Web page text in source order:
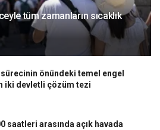
tüm zamanların sıcaklık
önündeki temel engel
iki devletli çözüm tezi
saatleri arasında açık havada